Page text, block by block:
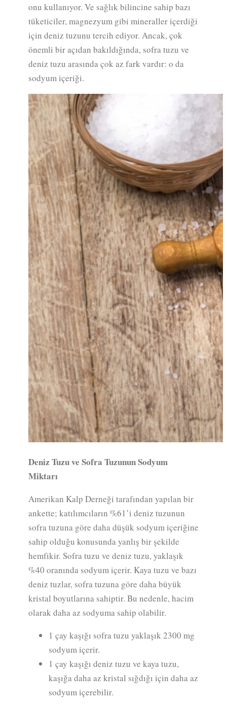
onu kullanıyor. Ve sağlık bilincine sahip bazı
tüketiciler, magnezyum gibi mineraller içerdiği
için deniz tuzunu tercih ediyor. Ancak, çok
önemli bir açıdan bakıldığında, sofra tuzu ve
deniz tuzu arasında çok az fark vardır: o da
sodyum içeriği.
Deniz Tuzu ve Sofra Tuzunun Sodyum
Miktarı
Amerikan Kalp Derneği tarafından yapılan bir
ankette; katılımcıların %61’i deniz tuzunun
sofra tuzuna göre daha düşük sodyum içeriğine
sahip olduğu konusunda yanlış bir şekilde
hemfikir. Sofra tuzu ve deniz tuzu, yaklaşık
%40 oranında sodyum içerir. Kaya tuzu ve bazı
deniz tuzlar, sofra tuzuna göre daha büyük
kristal boyutlarına sahiptir. Bu nedenle, hacim
olarak daha az sodyuma sahip olabilir.
1 çay kaşığı sofra tuzu yaklaşık 2300 mg
sodyum içerir.
1 çay kaşığı deniz tuzu ve kaya tuzu,
kaşığa daha az kristal sığdığı için daha az
sodyum içerebilir.